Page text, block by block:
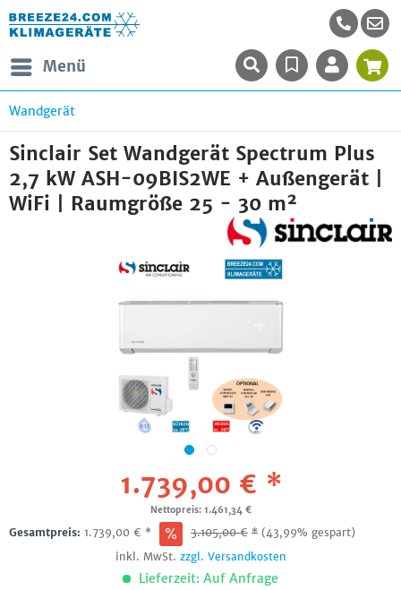
Menü
Wandgerät
Sinclair Set Wandgerät Spectrum Plus
2,7 kW ASH-09BIS2WE + Außengerät |
WiFi | Raumgröße 25 - 30 m²
1.739,00 € *
Nettopreis: 1.461,34 €
Gesamtpreis: 1.739,00 € * 3.105,00€ * (43,99% gespart)
inkl. MwSt. zzgl. Versandkosten
Lieferzeit: Auf Anfrage